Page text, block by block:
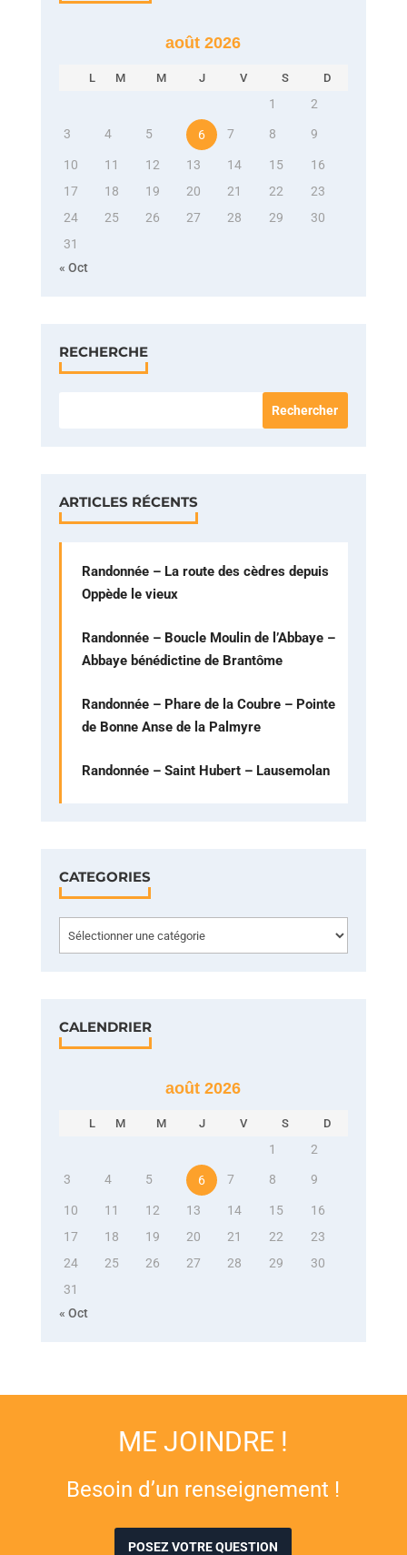
août 2026
L M M J V S D
1 2
3 4 5 6 7 8 9
10 11 12 13 14 15
16
17
18 19 20 21 22
23
24
25 26 27 28 29
30
31
« Oct
RECHERCHE
ARTICLES RÉCENTS
Randonnée – La route des cèdres depuis
Oppède le vieux
Randonnée – Boucle Moulin de l’Abbaye –
Abbaye bénédictine de Brantôme
Randonnée – Phare de la Coubre – Pointe
de Bonne Anse de la Palmyre
Randonnée – Saint Hubert – Lausemolan
CATEGORIES
CALENDRIER
août 2026
L M M J V S D
1 2
3 4 5 6 7 8 9
10 11 12 13 14 15
16
17
18 19 20 21 22
23
24
25 26 27 28 29
30
31
« Oct
ME JOINDRE !
Besoin d’un renseignement !
POSEZ VOTRE QUESTION